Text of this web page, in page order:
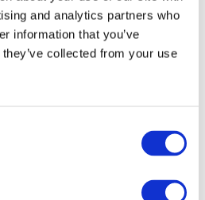
and analytics partners who
information that you’ve
collected from your use